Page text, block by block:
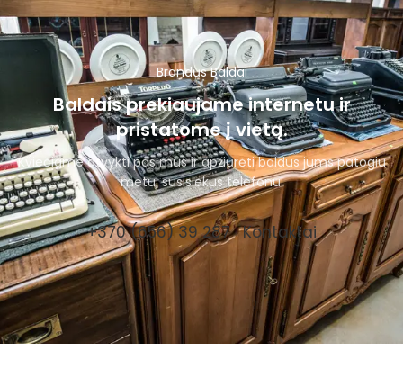
Brandūs Baldai
Baldais prekiaujame internetu ir
pristatome į vietą.
Kviečiame atvykti pas mus ir apžiūrėti baldus jums patogiu
metu, susisiekus telefonu.
+370 (656) 39 287 Kontaktai